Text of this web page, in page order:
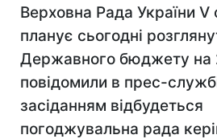
Верховна Рада України V
планує сьогодні
Державного бюджету на
повідомили в прес-
засіданням відбудеться
погоджувальна рада